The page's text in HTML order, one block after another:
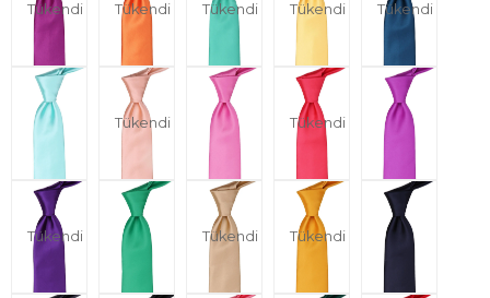
Tükendi Tükendi Tükendi Tükendi Tükendi
Tükendi Tükendi
Tükendi Tükendi Tükendi